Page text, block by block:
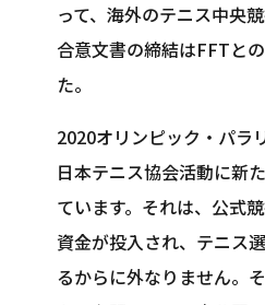
って、海外のテニス中央
合意文書の締結はFFTと
た。
2020オリンピック・パラ
日本テニス協会活動に新
ています。それは、公式
資金が投入され、テニス
るからに外なりません。